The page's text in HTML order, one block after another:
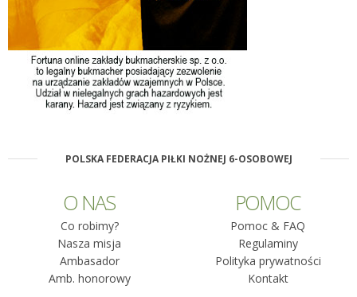
POLSKA FEDERACJA PIŁKI NOŻNEJ 6-OSOBOWEJ
O NAS
Co robimy?
Nasza misja
Ambasador
Amb. honorowy
POMOC
Pomoc & FAQ
Regulaminy
Polityka prywatności
Kontakt